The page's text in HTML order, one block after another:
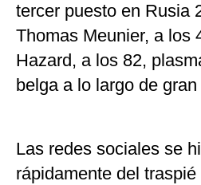
tercer puesto en Rusia
Thomas Meunier, a los
Hazard, a los 82,
belga a lo largo de
Las redes sociales se
rápidamente del